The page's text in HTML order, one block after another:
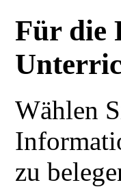
Für die
Wählen
zu